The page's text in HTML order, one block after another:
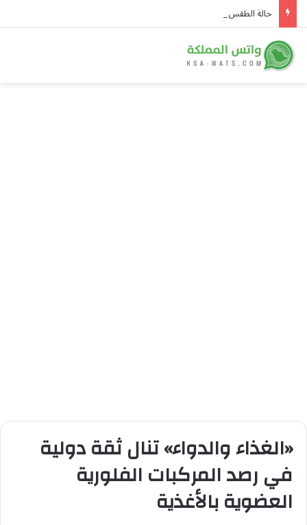
حالة الطقس المتوقعة ليوم السبت
«الغذاء والدواء» تنال ثقة دولية
في رصد المركبات الفلورية
العضوية بالأغذية